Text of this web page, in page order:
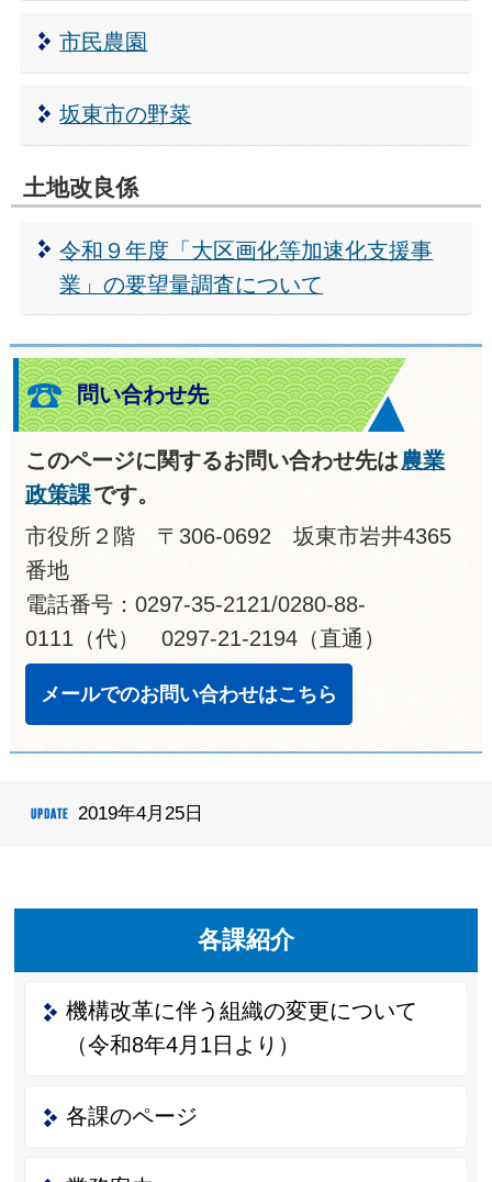
市民農園
坂東市の野菜
土地改良係
令和９年度「大区画化等加速化支援事
業」の要望量調査について
問い合わせ先
このページに関するお問い合わせ先は農業
政策課です。
市役所２階 〒306-0692 坂東市岩井4365
番地
電話番号：0297-35-2121/0280-88-
0111（代） 0297-21-2194（直通）
メールでのお問い合わせはこちら
2019年4月25日
各課紹介
機構改革に伴う組織の変更について
（令和8年4月1日より）
各課のページ